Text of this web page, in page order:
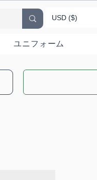
USD ($)
ユニフォーム